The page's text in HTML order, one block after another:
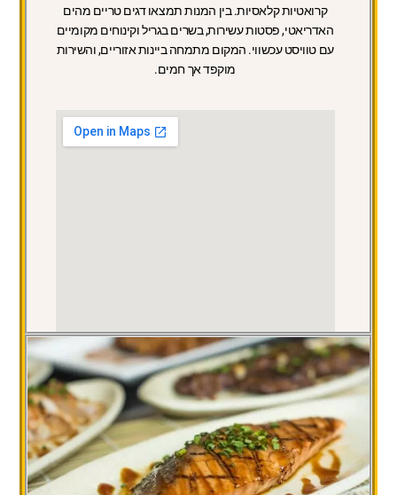
קרואטיות קלאסיות. בין המנות תמצאו דגים טריים מהים
האדריאטי, פסטות עשירות, בשרים בגריל וקינוחים מקומיים
עם טוויסט עכשווי. המקום מתמחה ביינות אזוריים, והשירות
מוקפד אך חמים.